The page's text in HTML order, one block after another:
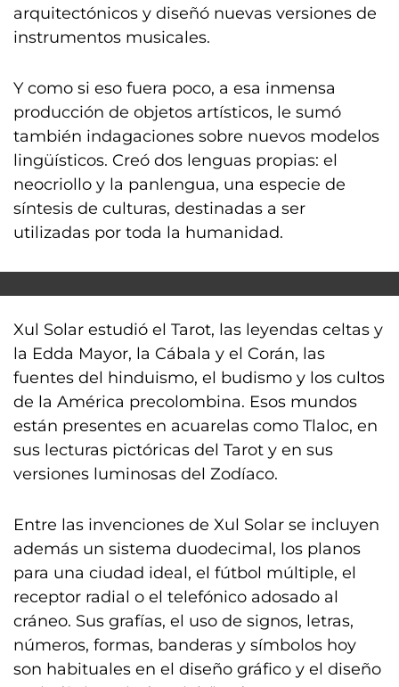
arquitectónicos y diseñó nuevas versiones de
instrumentos musicales.
Y como si eso fuera poco, a esa inmensa
producción de objetos artísticos, le sumó
también indagaciones sobre nuevos modelos
lingüísticos. Creó dos lenguas propias: el
neocriollo y la panlengua, una especie de
síntesis de culturas, destinadas a ser
utilizadas por toda la humanidad.
Xul Solar estudió el Tarot, las leyendas celtas y
la Edda Mayor, la Cábala y el Corán, las
fuentes del hinduismo, el budismo y los cultos
de la América precolombina. Esos mundos
están presentes en acuarelas como Tlaloc, en
sus lecturas pictóricas del Tarot y en sus
versiones luminosas del Zodíaco.
Entre las invenciones de Xul Solar se incluyen
además un sistema duodecimal, los planos
para una ciudad ideal, el fútbol múltiple, el
receptor radial o el telefónico adosado al
cráneo. Sus grafías, el uso de signos, letras,
números, formas, banderas y símbolos hoy
son habituales en el diseño gráfico y el diseño